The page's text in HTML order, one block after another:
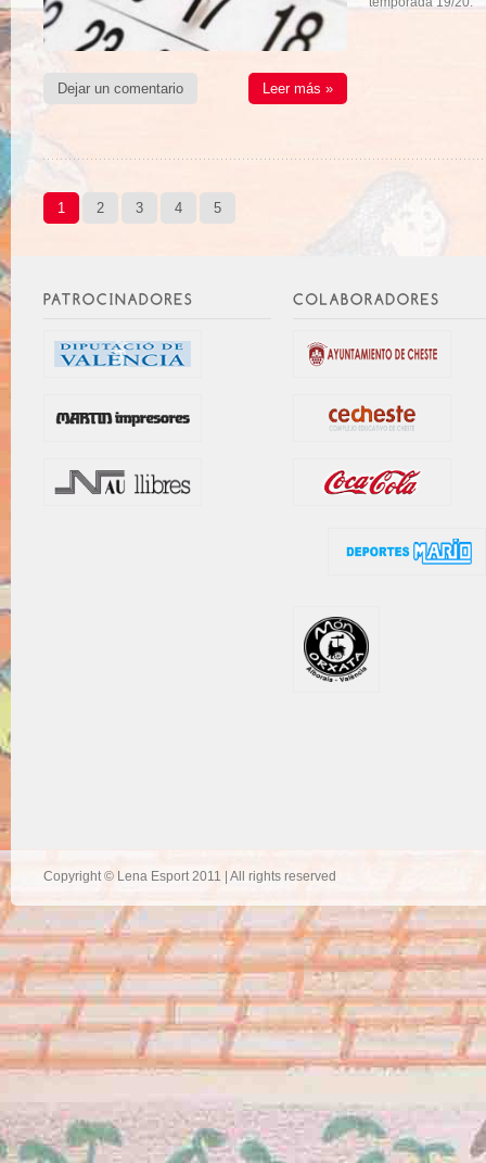
Dejar un comentario Leer más »
1 2 3 4 5
Copyright © Lena Esport 2011 | All rights reserved